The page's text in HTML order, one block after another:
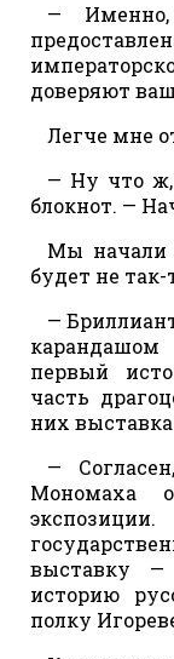
—
доверяют
Легче мне
— Ну что ж,
блокнот. —
Мы начали
будет не так-
—
первый
часть
них
—
Мономаха
выставку —
историю
полку